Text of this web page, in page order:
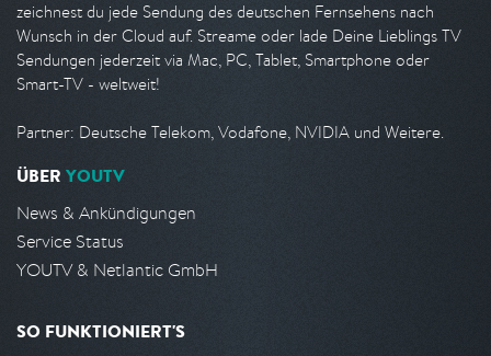
zeichnest du jede Sendung des deutschen Fernsehens nach
Wunsch in der Cloud auf. Streame oder lade Deine Lieblings TV
Sendungen jederzeit via Mac, PC, Tablet, Smartphone oder
Smart-TV - weltweit!
Partner: Deutsche Telekom, Vodafone, NVIDIA und Weitere.
ÜBER YOUTV
News & Ankündigungen
Service Status
YOUTV & Netlantic GmbH
SO FUNKTIONIERT'S